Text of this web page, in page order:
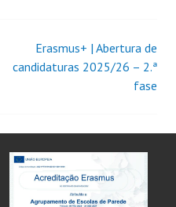
Erasmus+ | Abertura de
candidaturas 2025/26 – 2.ª
fase